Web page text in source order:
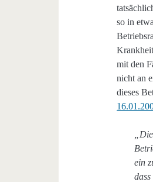
so in
mit den
nicht an
dieses
ein